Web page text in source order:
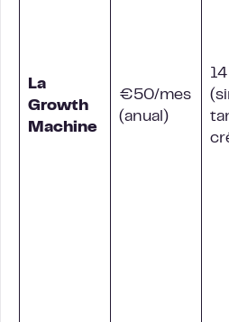
La
Growth
Machine
€50/mes
(anual)